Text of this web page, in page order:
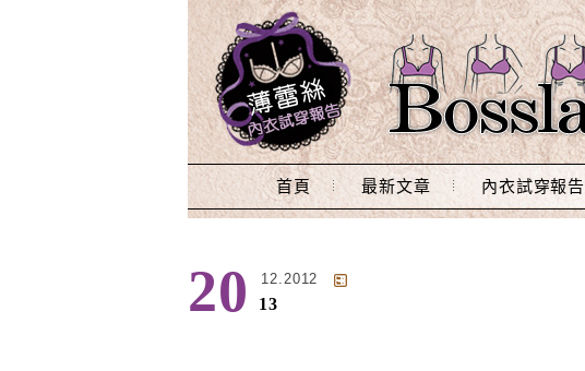
Main Menu
首頁 最新文章 內衣試穿報告
20 12.2012
13